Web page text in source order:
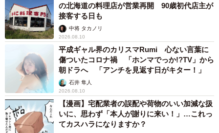
の北海道の料理店が営業再開 90歳初代店主が
接客する日も
中将 タカノリ
2026.08.10
平成ギャル界のカリスマRumi 心ない言葉に
傷ついたコロナ禍 「ホンマでっか!?TV」から
朝ドラへ 「アンチを見返す日がキター！」
石井 隼人
2026.08.10
【漫画】宅配業者の誤配や荷物のいい加減な扱
いに、思わず「本人が謝りに来い！」…これっ
てカスハラになりますか？